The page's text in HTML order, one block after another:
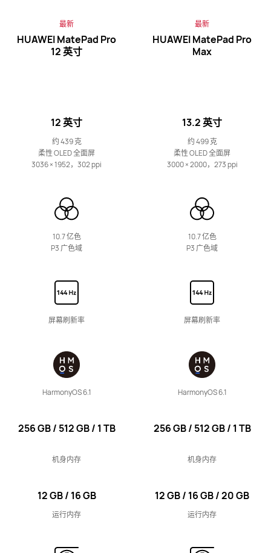
购买
HUAWEI MatePad SE 系列
HUAWEI MatePad SE
了解更多
最新
HUAWEI MatePad Pro
12 英寸
12 英寸
约 439 克
柔性 OLED 全面屏
3036 × 1952，302 ppi
10.7 亿色
P3 广色域
屏幕刷新率
HarmonyOS 6.1
256 GB / 512 GB / 1 TB
机身内存
12 GB / 16 GB
运行内存
最新
HUAWEI MatePad Pro
Max
13.2 英寸
约 499 克
柔性 OLED 全面屏
3000 × 2000，273 ppi
10.7 亿色
P3 广色域
屏幕刷新率
HarmonyOS 6.1
256 GB / 512 GB / 1 TB
机身内存
12 GB / 16 GB / 20 GB
运行内存